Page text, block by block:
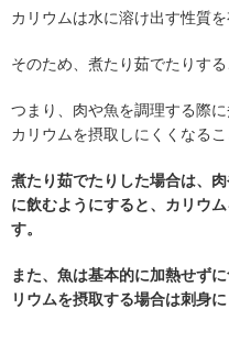
カリウムは水に溶け出す性質を
そのため、煮たり茹でたりす
つまり、肉や魚を調理する際
カリウムを摂取しにくくなるこ
煮たり茹でたりした場合は、
に飲むようにすると、カリウ
す。
また、魚は基本的に加熱せず
リウムを摂取する場合は刺身